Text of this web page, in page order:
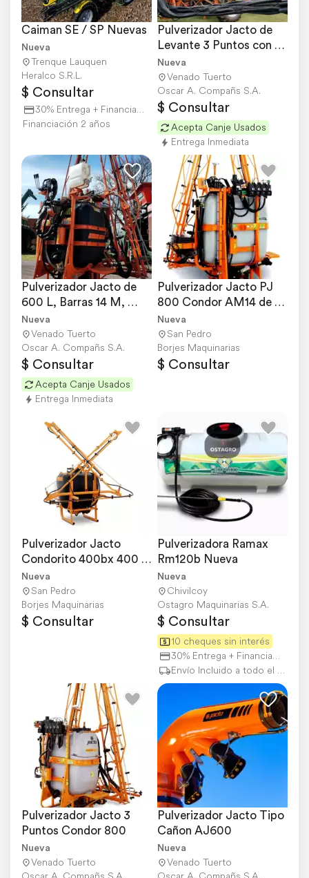
Caiman SE / SP Nuevas
Nueva
Trenque Lauquen
Heralco S.R.L.
$ Consultar
30% Entrega + Financiación
Financiación 2 años
Pulverizador Jacto de
Levante 3 Puntos con
Túnel de Viento
Nueva
Venado Tuerto
Oscar A. Compañs S.A.
$ Consultar
Acepta Canje Usados
Entrega Inmediata
Pulverizador Jacto de
600 L, Barras 14 M,
Levante 3 Puntos
Nueva
Venado Tuerto
Oscar A. Compañs S.A.
$ Consultar
Acepta Canje Usados
Entrega Inmediata
Pulverizador Jacto PJ
800 Condor AM14 de
800 Lts de 3 Pts
Nueva
San Pedro
Borjes Maquinarias
$ Consultar
Pulverizador Jacto
Condorito 400bx 400
Lts y Barra de 10 Mts
Nueva
San Pedro
Borjes Maquinarias
$ Consultar
Pulverizadora Ramax
Rm120b Nueva
Nueva
Chivilcoy
Ostagro Maquinarias S.A.
$ Consultar
10 cheques sin interés
30% Entrega + Financiación
Envío Incluido a todo el país
Pulverizador Jacto 3
Puntos Condor 800
Nueva
Venado Tuerto
Pulverizador Jacto Tipo
Cañon AJ600
Nueva
Venado Tuerto